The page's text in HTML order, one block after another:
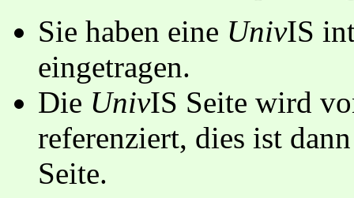
Sie haben eine UnivIS
eingetragen.
Die UnivIS Seite wird
referenziert, dies ist
Seite.